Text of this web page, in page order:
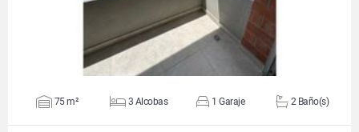
75 m² 3 Alcobas 1 Garaje 2 Baño(s)